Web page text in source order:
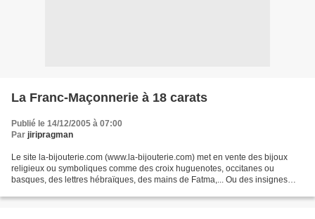
La Franc-Maçonnerie à 18 carats
Publié le 14/12/2005 à 07:00
Par jiripragman
Le site la-bijouterie.com (www.la-bijouterie.com) met en vente des bijoux
religieux ou symboliques comme des croix huguenotes, occitanes ou
basques, des lettres hébraïques, des mains de Fatma,... Ou des insignes